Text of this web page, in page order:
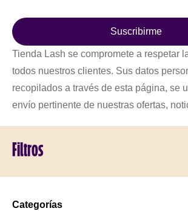
Suscribirme
Tienda Lash se compromete a respetar
todos nuestros clientes. Sus datos
recopilados a través de esta página, se
envío pertinente de nuestras ofertas,
Filtros
Categorías